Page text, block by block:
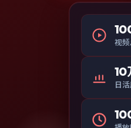
视
10
日